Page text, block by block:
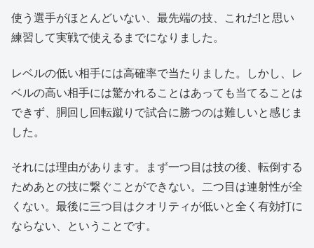
使う選手がほとんどいない、最先端の技、これだ!と思い
練習して実戦で使えるまでになりました。
レベルの低い相手には高確率で当たりました。しかし、レ
ベルの高い相手には驚かれることはあっても当てることは
できず、胴回し回転蹴りで試合に勝つのは難しいと感じま
した。
それには理由があります。まず一つ目は技の後、転倒する
ためあとの技に繋ぐことができない。二つ目は連射性が全
くない。最後に三つ目はクオリティが低いと全く有効打に
ならない、ということです。